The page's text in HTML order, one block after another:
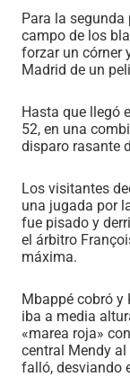
Para la segunda
campo de los
forzar un córner
Madrid de un
Hasta que llegó
52, en una
disparo rasante
Los visitantes
una jugada por
fue pisado y
el árbitro
máxima.
Mbappé cobró y
iba a media
«marea roja»
central Mendy
falló, desviando